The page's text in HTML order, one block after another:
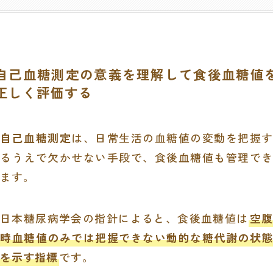
己血糖測定の意義を理解して食後血糖値
しく評価する
自己血糖測定は、日常生活の血糖値の変動を把握す
るうえで欠かせない手段で、食後血糖値も管理でき
ます。
日本糖尿病学会の指針によると、食後血糖値は空腹
時血糖値のみでは把握できない動的な糖代謝の状態
を示す指標です。